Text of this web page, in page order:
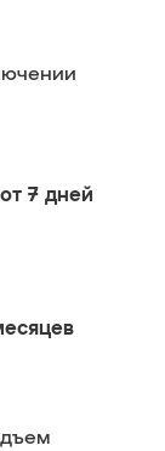
от 7 дней